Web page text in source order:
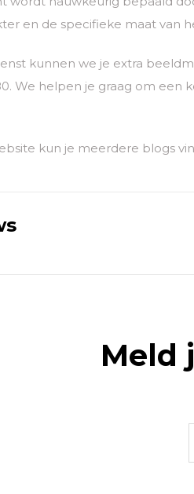
en de specifieke maat van
kunnen we je extra
We helpen je graag om
kun je meerdere blogs
Meld